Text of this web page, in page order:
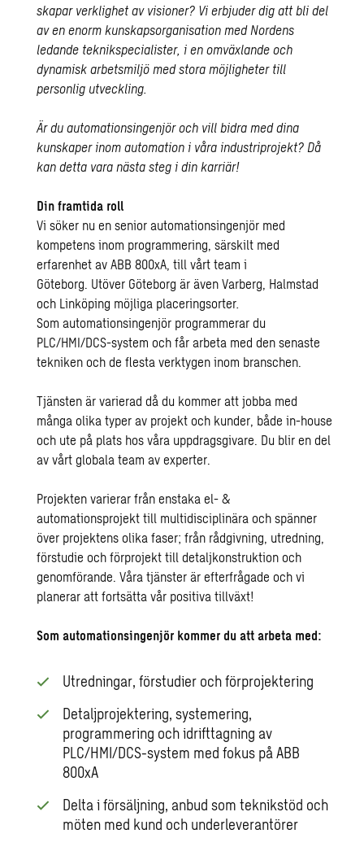
skapar verklighet av visioner? Vi erbjuder dig att bli del
av en enorm kunskapsorganisation med Nordens
ledande teknikspecialister, i en omväxlande och
dynamisk arbetsmiljö med stora möjligheter till
personlig utveckling.
Är du automationsingenjör och vill bidra med dina
kunskaper inom automation i våra industriprojekt? Då
kan detta vara nästa steg i din karriär!
Din framtida roll
Vi söker nu en senior automationsingenjör med
kompetens inom programmering, särskilt med
erfarenhet av ABB 800xA, till vårt team i
Göteborg. Utöver Göteborg är även Varberg, Halmstad
och Linköping möjliga placeringsorter.
Som automationsingenjör programmerar du
PLC/HMI/DCS-system och får arbeta med den senaste
tekniken och de flesta verktygen inom branschen.
Tjänsten är varierad då du kommer att jobba med
många olika typer av projekt och kunder, både in-house
och ute på plats hos våra uppdragsgivare. Du blir en del
av vårt globala team av experter.
Projekten varierar från enstaka el- &
automationsprojekt till multidisciplinära och spänner
över projektens olika faser; från rådgivning, utredning,
förstudie och förprojekt till detaljkonstruktion och
genomförande. Våra tjänster är efterfrågade och vi
planerar att fortsätta vår positiva tillväxt!
Som automationsingenjör kommer du att arbeta med:
Utredningar, förstudier och förprojektering
Detaljprojektering, systemering,
programmering och idrifttagning av
PLC/HMI/DCS-system med fokus på ABB
800xA
Delta i försäljning, anbud som teknikstöd och
möten med kund och underleverantörer